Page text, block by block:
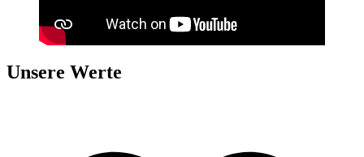
Unsere Werte